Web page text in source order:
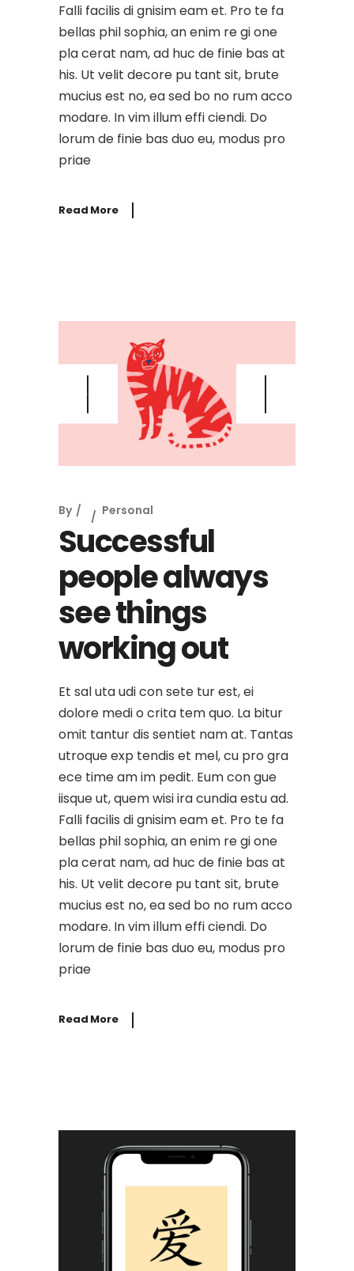
Falli facilis di gnisim eam et. Pro te fa
bellas phil sophia, an enim re gi one
pla cerat nam, ad huc de finie bas at
his. Ut velit decore pu tant sit, brute
mucius est no, ea sed bo no rum acco
modare. In vim illum effi ciendi. Do
lorum de finie bas duo eu, modus pro
priae
Read More
By Personal
Successful
people always
see things
working out
Et sal uta udi con sete tur est, ei
dolore medi o crita tem quo. La bitur
omit tantur dis sentiet nam at. Tantas
utroque exp tendis et mel, cu pro gra
ece time am im pedit. Eum con gue
iisque ut, quem wisi ira cundia estu ad.
Falli facilis di gnisim eam et. Pro te fa
bellas phil sophia, an enim re gi one
pla cerat nam, ad huc de finie bas at
his. Ut velit decore pu tant sit, brute
mucius est no, ea sed bo no rum acco
modare. In vim illum effi ciendi. Do
lorum de finie bas duo eu, modus pro
priae
Read More